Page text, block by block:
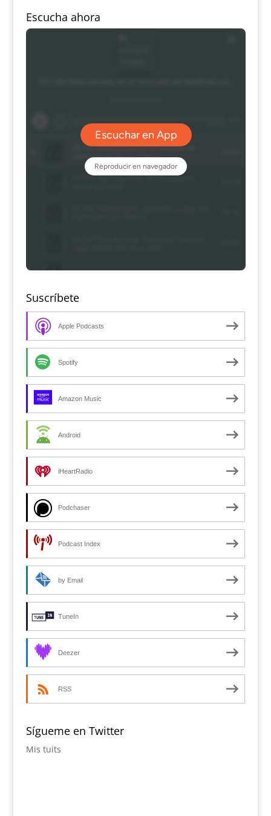
Escucha ahora
Suscríbete
Apple Podcasts
Spotify
Amazon Music
Android
iHeartRadio
Podchaser
Podcast Index
by Email
TuneIn
Deezer
RSS
Sígueme en Twitter
Mis tuits